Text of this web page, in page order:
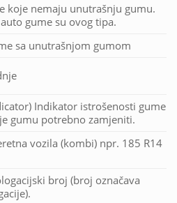
koje nemaju unutrašnju gumu.
gume su ovog tipa.
sa unutrašnjom gumom
Indikator istrošenosti gume
gumu potrebno zamjeniti.
vozila (kombi) npr. 185 R14
broj (broj označava